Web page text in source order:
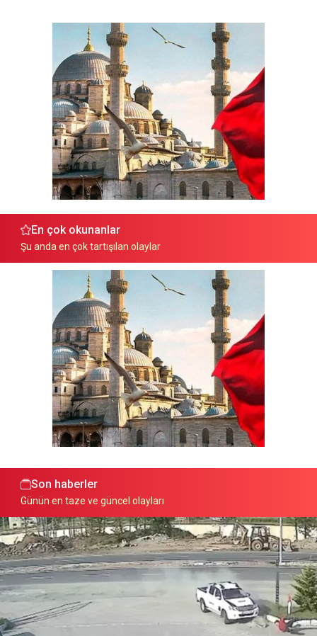
En çok okunanlar
Şu anda en çok tartışılan olaylar
Son haberler
Günün en taze ve güncel olayları